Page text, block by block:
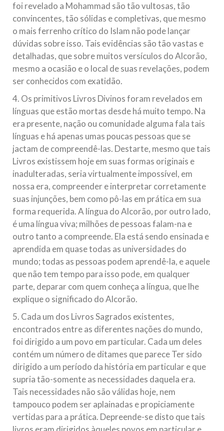
foi revelado a Mohammad são tão vultosas, tão
convincentes, tão sólidas e completivas, que mesmo
o mais ferrenho crítico do Islam não pode lançar
dúvidas sobre isso. Tais evidências são tão vastas e
detalhadas, que sobre muitos versículos do Alcorão,
mesmo a ocasião e o local de suas revelações, podem
ser conhecidos com exatidão.
4. Os primitivos Livros Divinos foram revelados em
línguas que estão mortas desde há muito tempo. Na
era presente, nação ou comunidade alguma fala tais
línguas e há apenas umas poucas pessoas que se
jactam de compreendê-las. Destarte, mesmo que tais
Livros existissem hoje em suas formas originais e
inadulteradas, seria virtualmente impossível, em
nossa era, compreender e interpretar corretamente
suas injunções, bem como pô-las em prática em sua
forma requerida. A língua do Alcorão, por outro lado,
é uma língua viva; milhões de pessoas falam-na e
outro tanto a compreende. Ela está sendo ensinada e
aprendida em quase todas as universidades do
mundo; todas as pessoas podem aprendê-la, e aquele
que não tem tempo para isso pode, em qualquer
parte, deparar com quem conheça a língua, que lhe
explique o significado do Alcorão.
5. Cada um dos Livros Sagrados existentes,
encontrados entre as diferentes nações do mundo,
foi dirigido a um povo em particular. Cada um deles
contém um número de ditames que parece Ter sido
dirigido a um período da história em particular e que
supria tão-somente as necessidades daquela era.
Tais necessidades não são válidas hoje, nem
tampouco podem ser aplainadas e propiciamente
vertidas para a prática. Depreende-se disto que tais